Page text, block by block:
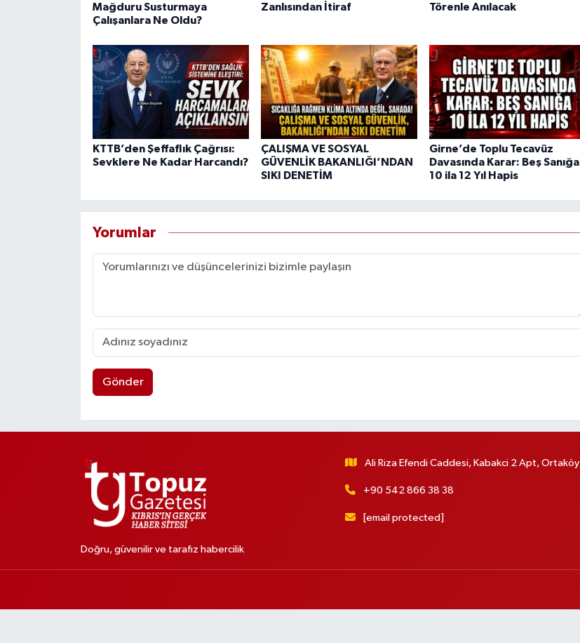
Mağduru Susturmaya
Çalışanlara Ne Oldu?
Zanlısından İtiraf
Törenle Anılacak
KTTB’den Şeffaflık Çağrısı:
Sevklere Ne Kadar Harcandı?
ÇALIŞMA VE SOSYAL
GÜVENLİK BAKANLIĞI’NDAN
SIKI DENETİM
Girne’de Toplu Tecavüz
Davasında Karar: Beş Sanığa
10 ila 12 Yıl Hapis
Yorumlar
Gönder
Doğru, güvenilir ve tarafız habercilik
Ali Riza Efendi Caddesi, Kabakci 2 Apt, Ortaköy
+90 542 866 38 38
[email protected]